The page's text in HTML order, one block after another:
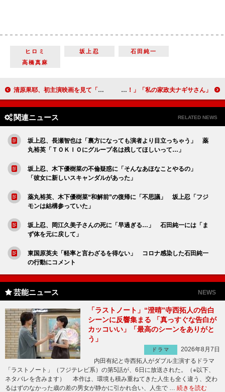
ヒロミ 坂上忍
石田純一
高橋真麻
清原果耶、初主演映画を見て「放心状態に」 桃井かおりの賛辞に「何と答えていいのか分からない」 「私の家政夫ナギサさん」多部未華子の家族愛に感動の声 「不覚にも泣いた。やっぱり家族愛ステキ！」
関連ニュース RELATED NEWS
坂上忍、長瀬智也は「裏方になっても演者より目立っちゃう」 薬
丸裕英「ＴＯＫＩＯにグループ名は残してほしいって…」
坂上忍、木下優樹菜の不倫疑惑に「そんなあほなことやるの」
「彼女に新しいスキャンダルがあった」
薬丸裕英、木下優樹菜“和解前”の復帰に「不思議」 坂上忍「フジ
モンは結構参っていた」
坂上忍、岡江久美子さんの死に「早過ぎる…」 石田純一には「ま
ず体を元に戻して」
東国原英夫「軽率と言わざるを得ない」 コロナ感染した石田純一
の行動にコメント
芸能ニュース NEWS
「ラストノート」“澄晴”寺西拓人の告白
シーンに反響集まる 「真っすぐな告白が
カッコいい」「最高のシーンをありがと
う」
ドラマ
2026年8月7日
内田有紀と寺西拓人がダブル主演するドラマ
「ラストノート」（フジテレビ系）の第5話が、6日に放送された。（※以下、
ネタバレを含みます） 本作は、環境も積み重ねてきた人生も全く違う、交わ
るはずのなかった歳の差の男女が静かに引かれ合い、人生で … 続きを読む